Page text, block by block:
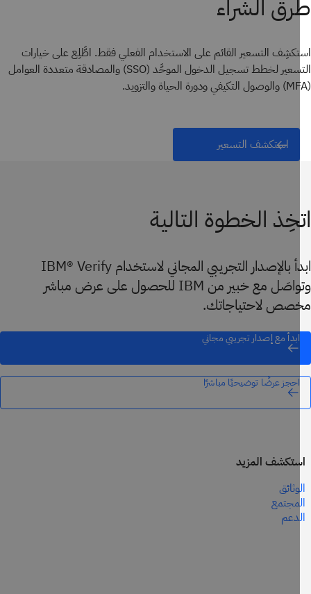
الشراء
التسعير القائم على الاستخدام الفعلي فقط. اطَّلِع على خيارات
التسعير لخطط تسجيل الدخول الموحَّد (SSO) والمصادقة متعددة العوامل
استكشف التسعير
الخطوة التالية
ابدأ بالإصدار التجريبي المجاني لاستخدام IBM® Verify
وتواصَل مع خبير من IBM للحصول على عرض مباشر
لاحتياجاتك.
ابدأ مع إصدار تجريبي مجاني
احجز عرضًا توضيحيًا مباشرًا
المزيد